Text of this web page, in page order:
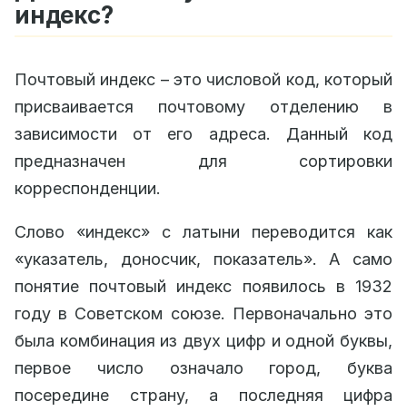
индекс?
Почтовый индекс – это числовой код, который
присваивается почтовому отделению в
зависимости от его адреса. Данный код
предназначен для сортировки
корреспонденции.
Слово «индекс» с латыни переводится как
«указатель, доносчик, показатель». А само
понятие почтовый индекс появилось в 1932
году в Советском союзе. Первоначально это
была комбинация из двух цифр и одной буквы,
первое число означало город, буква
посередине страну, а последняя цифра